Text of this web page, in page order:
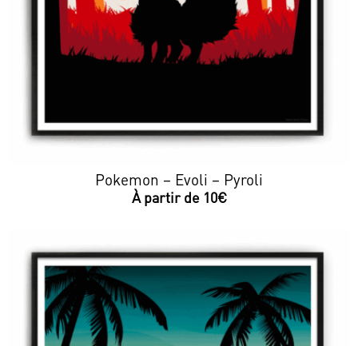
Pokemon – Evoli – Pyroli